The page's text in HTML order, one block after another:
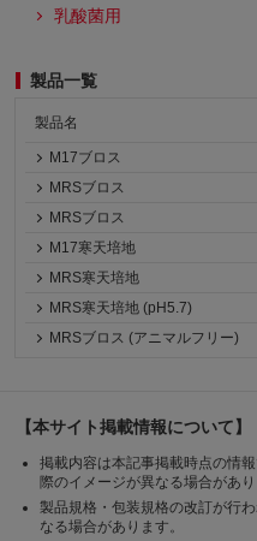
乳酸菌用
製品一覧
製品名
M17ブロス
MRSブロス
MRSブロス
M17寒天培地
MRS寒天培地
MRS寒天培地 (pH5.7)
MRSブロス (アニマルフリー)
【本サイト掲載情報について】
掲載内容は本記事掲載時点の情
際のイメージが異なる場合があり
製品規格・包装規格の改訂が行
なる場合があります。